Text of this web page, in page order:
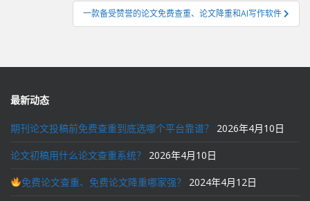
一款备受赞誉的论文免费查重、论文降重和AI写作软件
最新动态
期刊论文投稿前免费查重到底选哪个平台靠谱？ 2026年4月10日
论文初稿用什么论文查重系统？ 2026年4月10日
免费论文查重、免费论文降重哪家强？ 2024年4月12日